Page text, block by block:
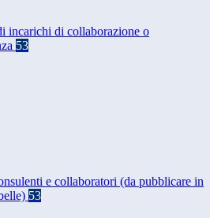
incarichi di collaborazione o
53
e collaboratori (da pubblicare in
53